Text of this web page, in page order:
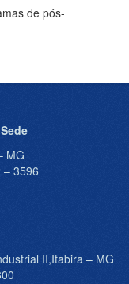
de pós-
MG
– 3596
II,Itabira – MG